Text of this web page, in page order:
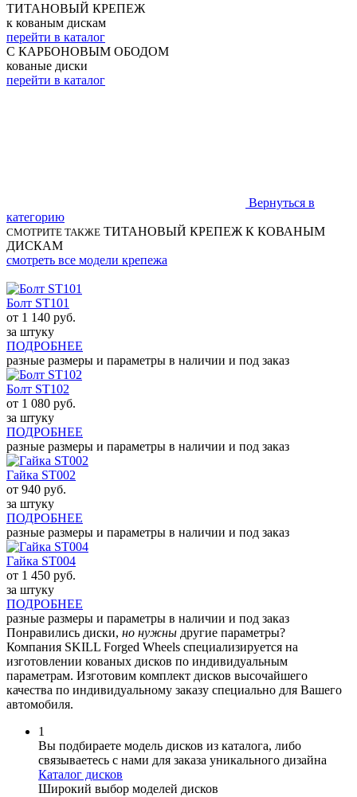
ТИТАНОВЫЙ КРЕПЕЖ
к кованым дискам
перейти в каталог
С КАРБОНОВЫМ ОБОДОМ
кованые диски
перейти в каталог
Вернуться в
категорию
СМОТРИТЕ ТАКЖЕ ТИТАНОВЫЙ КРЕПЕЖ К КОВАНЫМ
ДИСКАМ
смотреть все модели крепежа
Болт ST101
от 1 140 руб.
за штуку
ПОДРОБНЕЕ
разные размеры и параметры в наличии и под заказ
Болт ST102
от 1 080 руб.
за штуку
ПОДРОБНЕЕ
разные размеры и параметры в наличии и под заказ
Гайка ST002
от 940 руб.
за штуку
ПОДРОБНЕЕ
разные размеры и параметры в наличии и под заказ
Гайка ST004
от 1 450 руб.
за штуку
ПОДРОБНЕЕ
разные размеры и параметры в наличии и под заказ
Понравились диски, но нужны другие параметры?
Компания SKILL Forged Wheels специализируется на
изготовлении кованых дисков по индивидуальным
параметрам. Изготовим комплект дисков высочайшего
качества по индивидуальному заказу специально для Вашего
автомобиля.
1
Вы подбираете модель дисков из каталога, либо
связываетесь с нами для заказа уникального дизайна
Каталог дисков
Широкий выбор моделей дисков